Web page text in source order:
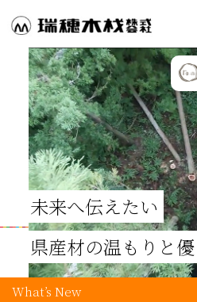
未来へ伝えたい
県産材の温もりと優
What’s New